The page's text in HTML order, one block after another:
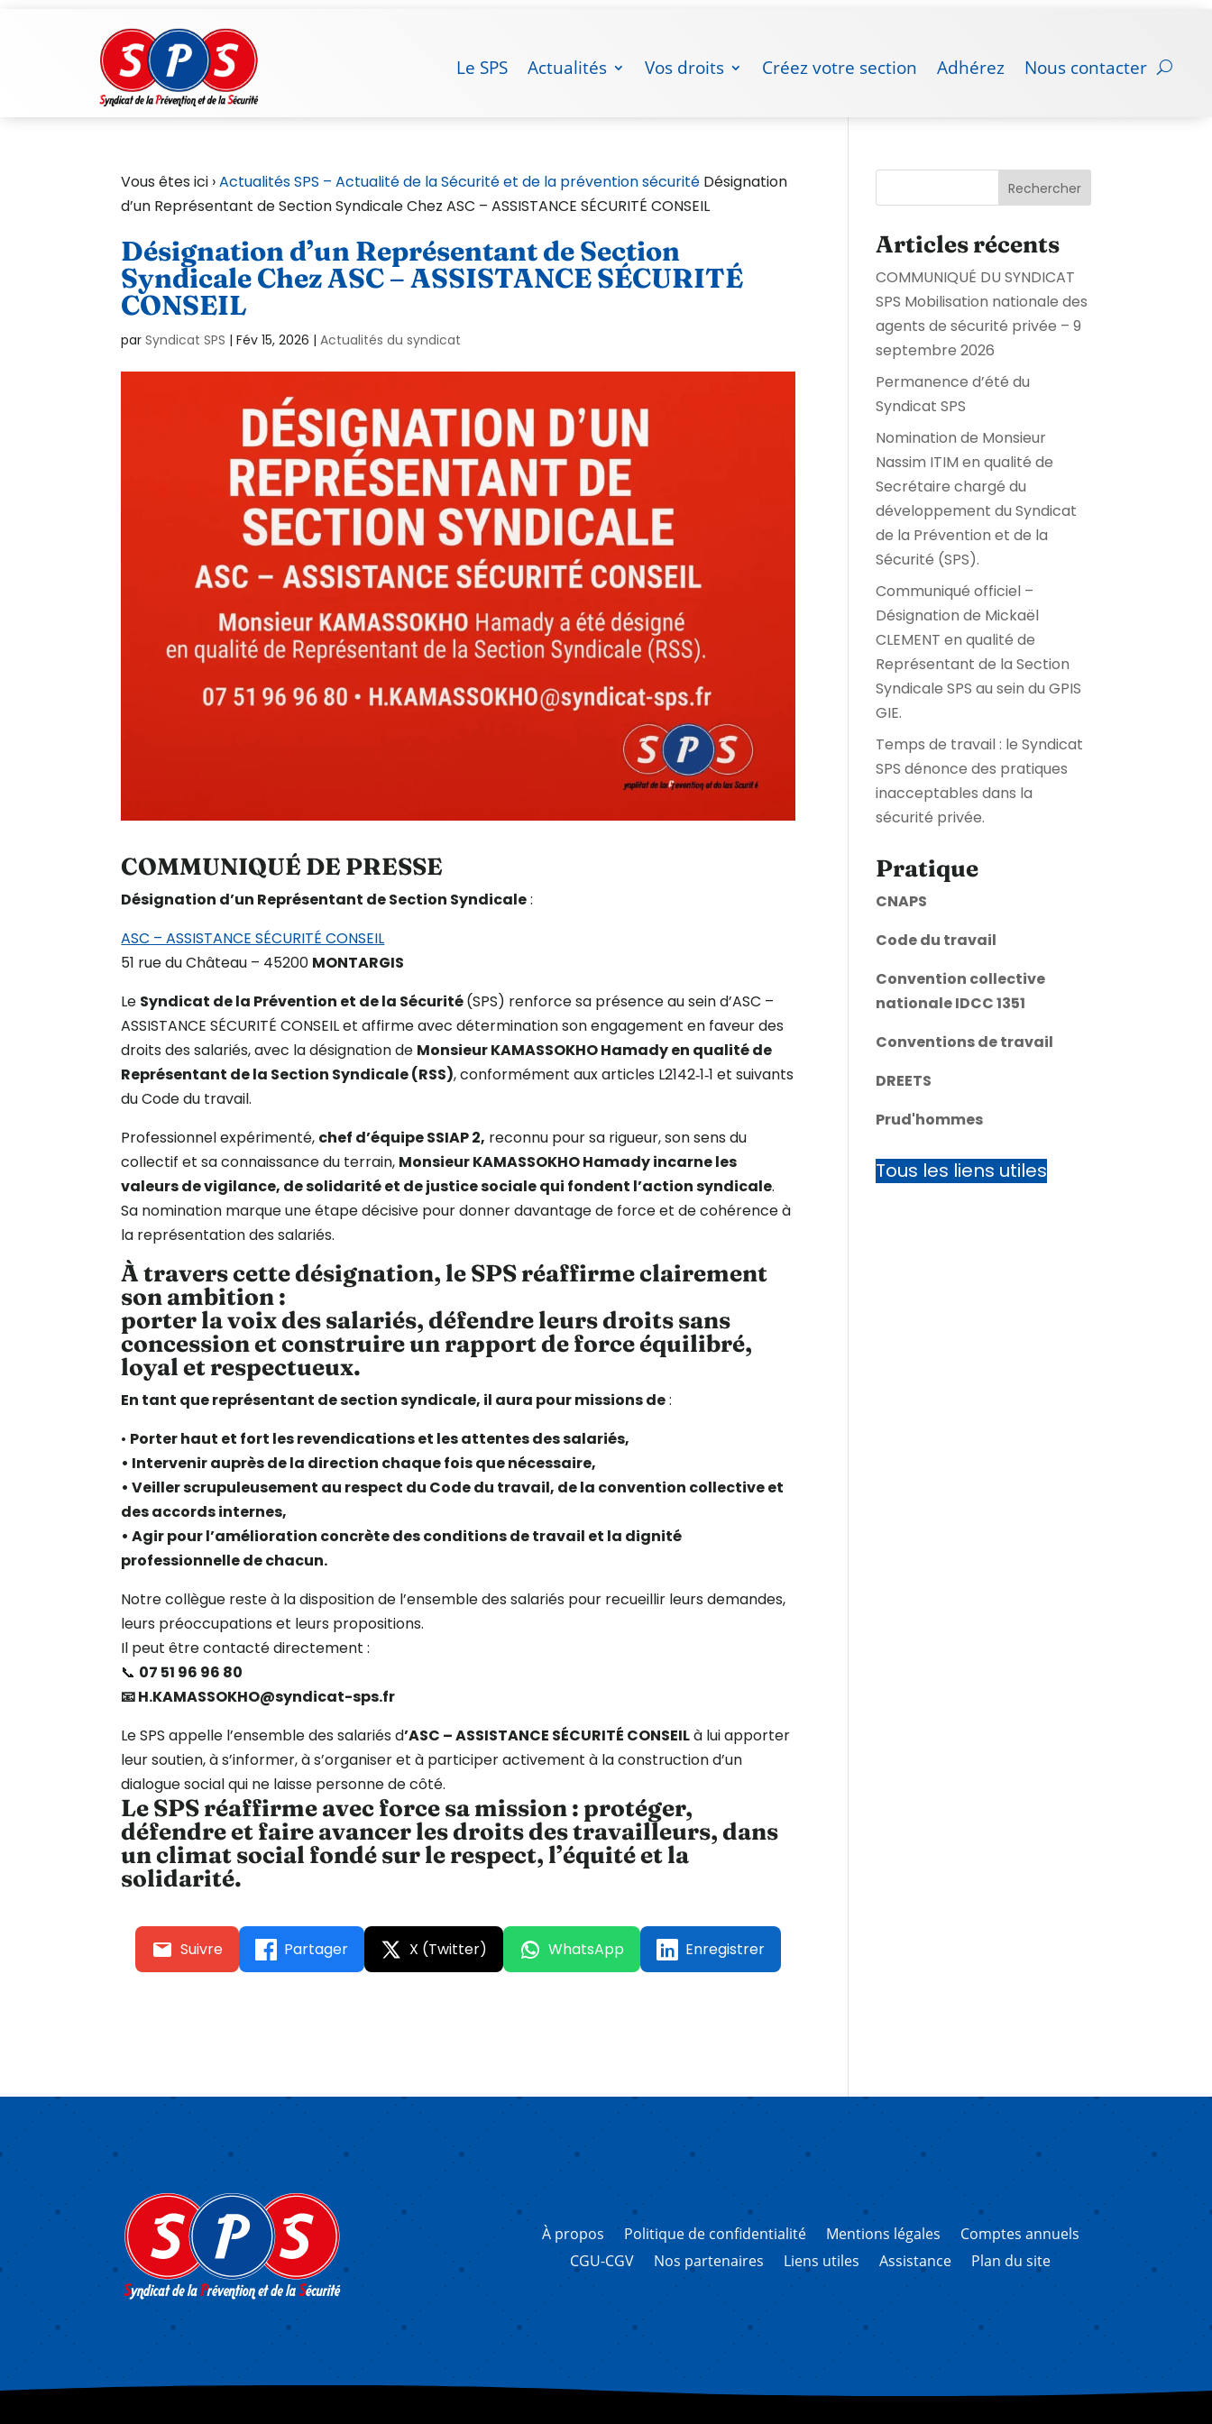
Le SPS Actualités Vos droits Créez votre section Adhérez Nous contacter
Vous êtes ici ›Actualités SPS – Actualité de la Sécurité et de la prévention sécurité Désignation
d’un Représentant de Section Syndicale Chez ASC – ASSISTANCE SÉCURITÉ CONSEIL
Désignation d’un Représentant de Section
Syndicale Chez ASC – ASSISTANCE SÉCURITÉ
CONSEIL
parSyndicat SPS |Fév 15, 2026 |Actualités du syndicat
COMMUNIQUÉ DE PRESSE
Désignation d’un Représentant de Section Syndicale:
ASC – ASSISTANCE SÉCURITÉ CONSEIL
51 rue du Château – 45200 MONTARGIS
Le Syndicat de la Prévention et de la Sécurité(SPS) renforce sa présence au sein d’ASC –
ASSISTANCE SÉCURITÉ CONSEIL et affirme avec détermination son engagement en faveur des
droits des salariés, avec la désignation de Monsieur KAMASSOKHO Hamady en qualité de
Représentant de la Section Syndicale (RSS), conformément aux articles L2142‑1‑1 et suivants
du Code du travail.
Professionnel expérimenté, chef d’équipe SSIAP 2, reconnu pour sa rigueur, son sens du
collectif et sa connaissance du terrain, Monsieur KAMASSOKHO Hamady incarne les
valeurs de vigilance, de solidarité et de justice sociale qui fondent l’action syndicale.
Sa nomination marque une étape décisive pour donner davantage de force et de cohérence à
la représentation des salariés.
À travers cette désignation, le SPS réaffirme clairement
son ambition :
porter la voix des salariés, défendre leurs droits sans
concession et construire un rapport de force équilibré,
loyal et respectueux.
En tant que représentant de section syndicale, il aura pour missions de:
•⁠ ⁠Porter haut et fort les revendications et les attentes des salariés,
•⁠ ⁠Intervenir auprès de la direction chaque fois que nécessaire,
•⁠ ⁠Veiller scrupuleusement au respect du Code du travail, de la convention collective et
des accords internes,
•⁠ ⁠Agir pour l’amélioration concrète des conditions de travail et la dignité
professionnelle de chacun.
Notre collègue reste à la disposition de l’ensemble des salariés pour recueillir leurs demandes,
leurs préoccupations et leurs propositions.
Il peut être contacté directement :
📞 07 51 96 96 80
📧 H.KAMASSOKHO@syndicat-sps.fr
Le SPS appelle l’ensemble des salariés d’ASC – ASSISTANCE SÉCURITÉ CONSEILà lui apporter
leur soutien, à s’informer, à s’organiser et à participer activement à la construction d’un
dialogue social qui ne laisse personne de côté.
Le SPS réaffirme avec force sa mission : protéger,
défendre et faire avancer les droits des travailleurs, dans
un climat social fondé sur le respect, l’équité et la
solidarité.
Suivre Partager X (Twitter) WhatsApp Enregistrer
Rechercher
Articles récents
COMMUNIQUÉ DU SYNDICAT
SPS Mobilisation nationale des
agents de sécurité privée – 9
septembre 2026
Permanence d’été du
Syndicat SPS
Nomination de Monsieur
Nassim ITIM en qualité de
Secrétaire chargé du
développement du Syndicat
de la Prévention et de la
Sécurité (SPS).
Communiqué officiel –
Désignation de Mickaël
CLEMENT en qualité de
Représentant de la Section
Syndicale SPS au sein du GPIS
GIE.
Temps de travail : le Syndicat
SPS dénonce des pratiques
inacceptables dans la
sécurité privée.
Pratique
CNAPS
Code du travail
Convention collective
nationale IDCC 1351
Conventions de travail
DREETS
Prud'hommes
Tous les liens utiles
À propos Politique de confidentialité Mentions légales
Comptes annuels
CGU-CGV
Nos partenaires Liens utiles Assistance Plan du site